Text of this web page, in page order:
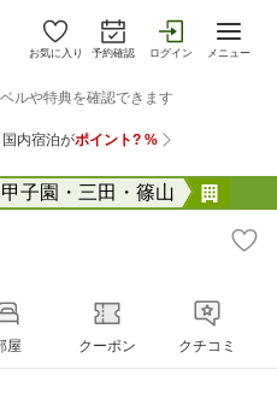
お気に入り 予約確認 ログイン メニュー
子園・三田・篠山
屋 クーポン クチコミ